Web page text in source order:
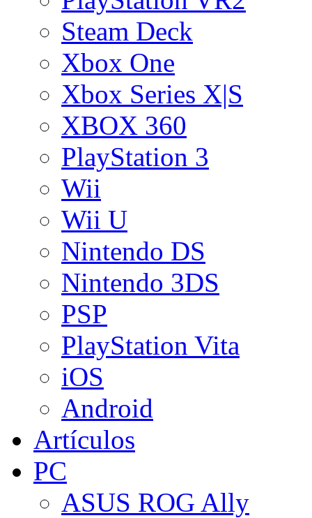
Steam Deck
Xbox One
Xbox Series X|S
XBOX 360
PlayStation 3
Wii
Wii U
Nintendo DS
Nintendo 3DS
PSP
PlayStation Vita
iOS
Android
Artículos
PC
ASUS ROG Ally